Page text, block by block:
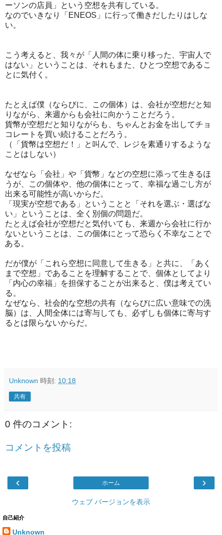
ーソンの店員」という空想を共有している。
なのでいきなり「ENEOS」に行って働きだしたりはしな
い。
こう考えると、我々が「人間の体に乗り移った、宇宙人で
はない」ということは、それもまた、ひとつ空想であるこ
とに気付く。
たとえば僕（ならびに、この個体）は、会社が空想だと知
りながら、来週からも会社に向かうことだろう。
貨幣が空想だと知りながらも、ちゃんとお金を出してチョ
コレートを買い続けることだろう。
（「貨幣は空想だ！」と叫んで、レジを素通りするような
ことはしない）
なぜなら「会社」や「貨幣」などの空想に添って生きるほ
うが、この個体や、他の個体にとって、幸福な過ごし方が
出来る可能性が高いからだ。
「現実が空想である」ということと「それを選ぶ・選ばな
い」ということは、全く別個の問題だ。
たとえば会社が空想だと気付いても、来週から会社に行か
ないということは、この個体にとって恐らく不幸なことで
ある。
だが僕が「これら空想に同意して生きる」と共に、「あく
まで空想」であることを理解することで、個体としてより
「内心の幸福」を担保することが出来ると、僕は考えてい
る。
なぜなら、社会的な空想の共有（ならびに広い意味での洗
脳）は、人間全体には寄与しても、必ずしも個体に寄与す
るとは限らないからだ。
Unknown 時刻: 10:18
共有
0 件のコメント:
コメントを投稿
‹ ›
ホーム
ウェブ バージョンを表示
自己紹介
Unknown